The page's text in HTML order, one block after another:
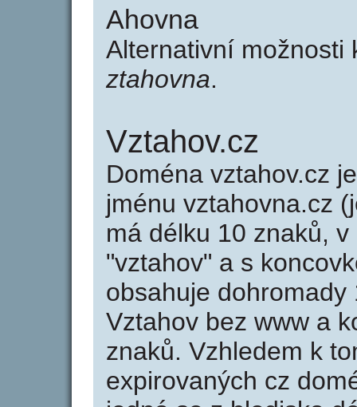
Ahovna
Alternativní
ztahovna.
Vztahov.cz
Doména vztahov.cz
jménu vztahovna.cz
má délku 10 znaků,
"vztahov" a s
obsahuje
Vztahov bez www a
znaků. Vzhledem k
expirovaných cz